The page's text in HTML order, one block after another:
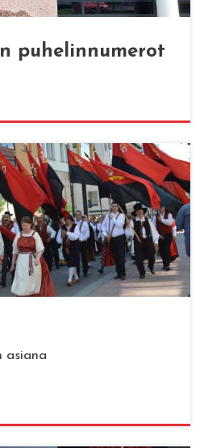
pu­he­lin­nu­me­rot
asiana